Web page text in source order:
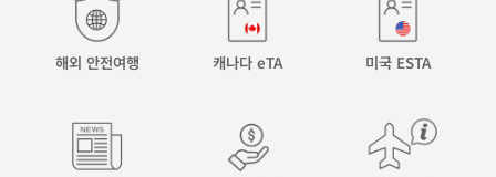
해외 안전여행 캐나다 eTA 미국 ESTA